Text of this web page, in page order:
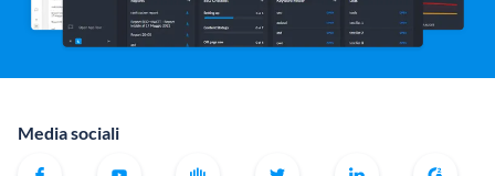
Media sociali